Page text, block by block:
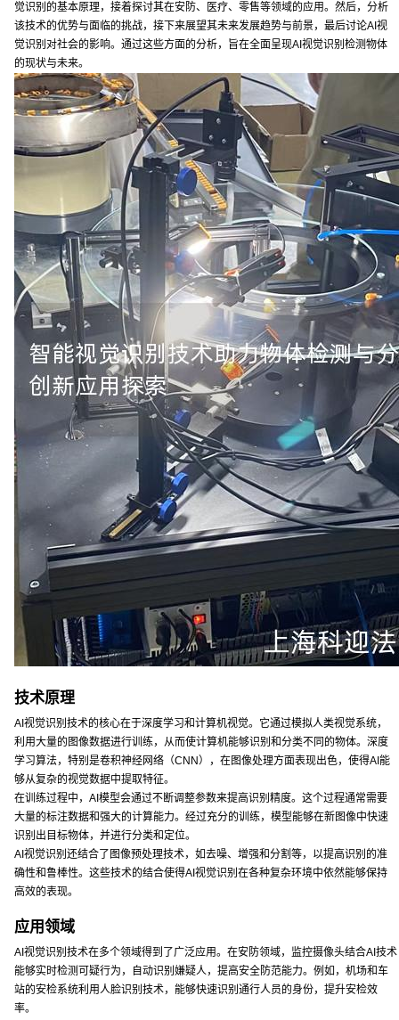
觉识别的基本原理，接着探讨其在安防、医疗、零售等领域的应用。然后，分析
该技术的优势与面临的挑战，接下来展望其未来发展趋势与前景，最后讨论AI视
觉识别对社会的影响。通过这些方面的分析，旨在全面呈现AI视觉识别检测物体
的现状与未来。
技术原理
AI视觉识别技术的核心在于深度学习和计算机视觉。它通过模拟人类视觉系统，
利用大量的图像数据进行训练，从而使计算机能够识别和分类不同的物体。深度
学习算法，特别是卷积神经网络（CNN），在图像处理方面表现出色，使得AI能
够从复杂的视觉数据中提取特征。
在训练过程中，AI模型会通过不断调整参数来提高识别精度。这个过程通常需要
大量的标注数据和强大的计算能力。经过充分的训练，模型能够在新图像中快速
识别出目标物体，并进行分类和定位。
AI视觉识别还结合了图像预处理技术，如去噪、增强和分割等，以提高识别的准
确性和鲁棒性。这些技术的结合使得AI视觉识别在各种复杂环境中依然能够保持
高效的表现。
应用领域
AI视觉识别技术在多个领域得到了广泛应用。在安防领域，监控摄像头结合AI技术
能够实时检测可疑行为，自动识别嫌疑人，提高安全防范能力。例如，机场和车
站的安检系统利用人脸识别技术，能够快速识别通行人员的身份，提升安检效
率。